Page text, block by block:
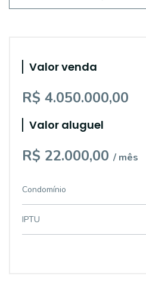
Valor venda
R$ 4.050.000,00
Valor aluguel
R$ 22.000,00 / mês
Condomínio
IPTU